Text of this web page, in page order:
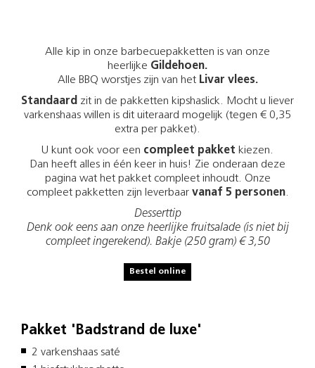
Alle kip in onze barbecuepakketten is van onze
heerlijke Gildehoen.
Alle BBQ worstjes zijn van het Livar vlees.
Standaard zit in de pakketten kipshaslick. Mocht u liever
varkenshaas willen is dit uiteraard mogelijk (tegen € 0,35
extra per pakket).
U kunt ook voor een compleet pakket kiezen.
Dan heeft alles in één keer in huis! Zie onderaan deze
pagina wat het pakket compleet inhoudt. Onze
compleet pakketten zijn leverbaar vanaf 5 personen.
Desserttip
Denk ook eens aan onze heerlijke fruitsalade (is niet bij
compleet ingerekend). Bakje (250 gram) € 3,50
Bestel online
Pakket 'Badstrand de luxe'
2 varkenshaas saté